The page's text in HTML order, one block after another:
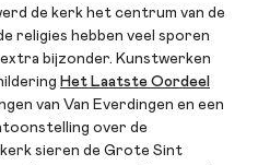
de kerk het centrum van de
religies hebben veel sporen
bijzonder. Kunstwerken
Het Laatste Oordeel
van Van Everdingen en een
over de
sieren de Grote Sint